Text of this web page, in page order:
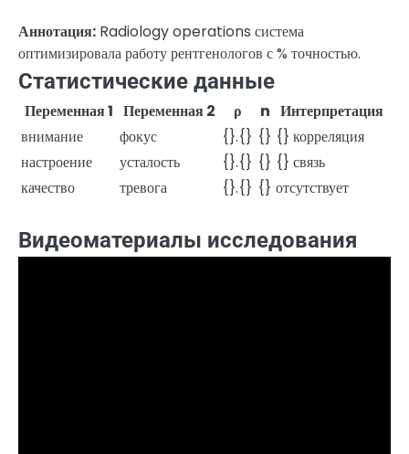
Аннотация: Radiology operations система
оптимизировала работу рентгенологов с % точностью.
Статистические данные
Переменная 1 Переменная 2 ρ n Интерпретация
внимание
фокус {}.{} {} {} корреляция
настроение
усталость {}.{} {} {} связь
качество
тревога {}.{} {} отсутствует
Видеоматериалы исследования